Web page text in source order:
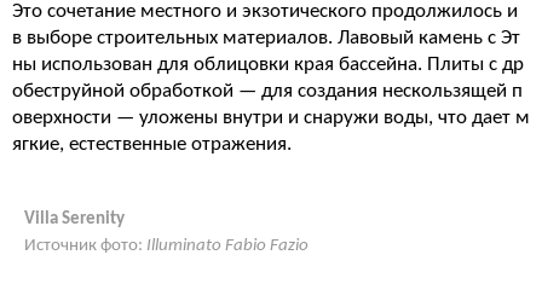
Это сочетание местного и экзотического продолжилось и
в выборе строительных материалов. Лавовый камень с Эт
ны использован для облицовки края бассейна. Плиты с др
обеструйной обработкой — для создания нескользящей п
оверхности — уложены внутри и снаружи воды, что дает м
ягкие, естественные отражения.
Villa Serenity
Источник фото: Illuminato Fabio Fazio